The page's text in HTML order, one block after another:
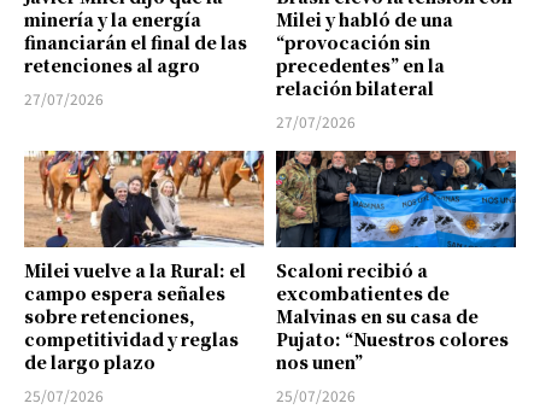
minería y la energía
financiarán el final de las
retenciones al agro
27/07/2026
Milei y habló de una
“provocación sin
precedentes” en la
relación bilateral
27/07/2026
Milei vuelve a la Rural: el
campo espera señales
sobre retenciones,
competitividad y reglas
de largo plazo
25/07/2026
Scaloni recibió a
excombatientes de
Malvinas en su casa de
Pujato: “Nuestros colores
nos unen”
25/07/2026